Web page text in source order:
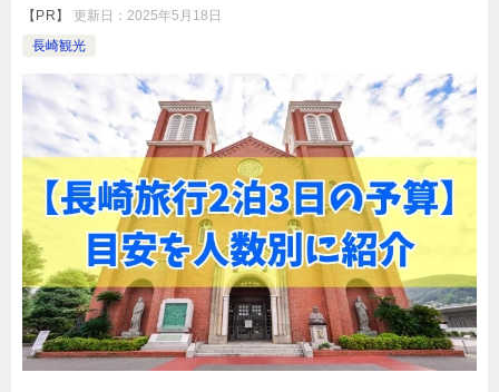
【PR】 更新日： 2025年5月18日
長崎観光